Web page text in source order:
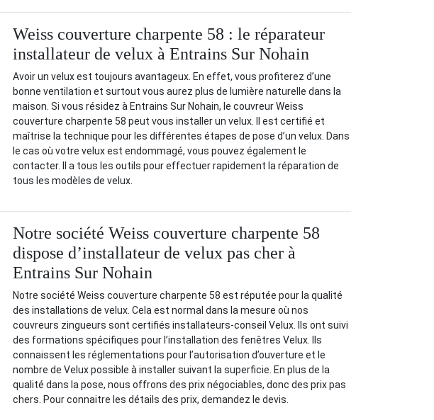
Weiss couverture charpente 58 : le réparateur
installateur de velux à Entrains Sur Nohain
Avoir un velux est toujours avantageux. En effet, vous profiterez d’une
bonne ventilation et surtout vous aurez plus de lumière naturelle dans la
maison. Si vous résidez à Entrains Sur Nohain, le couvreur Weiss
couverture charpente 58 peut vous installer un velux. Il est certifié et
maîtrise la technique pour les différentes étapes de pose d’un velux. Dans
le cas où votre velux est endommagé, vous pouvez également le
contacter. Il a tous les outils pour effectuer rapidement la réparation de
tous les modèles de velux.
Notre société Weiss couverture charpente 58
dispose d’installateur de velux pas cher à
Entrains Sur Nohain
Notre société Weiss couverture charpente 58 est réputée pour la qualité
des installations de velux. Cela est normal dans la mesure où nos
couvreurs zingueurs sont certifiés installateurs-conseil Velux. Ils ont suivi
des formations spécifiques pour l’installation des fenêtres Velux. Ils
connaissent les réglementations pour l’autorisation d’ouverture et le
nombre de Velux possible à installer suivant la superficie. En plus de la
qualité dans la pose, nous offrons des prix négociables, donc des prix pas
chers. Pour connaitre les détails des prix, demandez le devis.